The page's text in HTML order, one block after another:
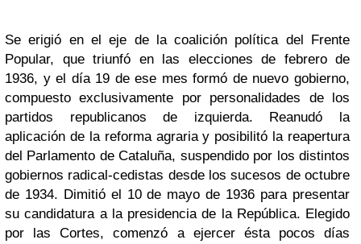
Se erigió en el eje de la coalición política del Frente
Popular, que triunfó en las elecciones de febrero de
1936, y el día 19 de ese mes formó de nuevo gobierno,
compuesto exclusivamente por personalidades de los
partidos republicanos de izquierda. Reanudó la
aplicación de la reforma agraria y posibilitó la reapertura
del Parlamento de Cataluña, suspendido por los distintos
gobiernos radical-cedistas desde los sucesos de octubre
de 1934. Dimitió el 10 de mayo de 1936 para presentar
su candidatura a la presidencia de la República. Elegido
por las Cortes, comenzó a ejercer ésta pocos días